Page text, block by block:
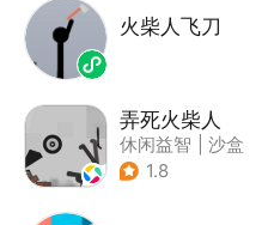
火柴人飞刀
弄死火柴人
休闲益智
沙盒
| 火柴人
1.8